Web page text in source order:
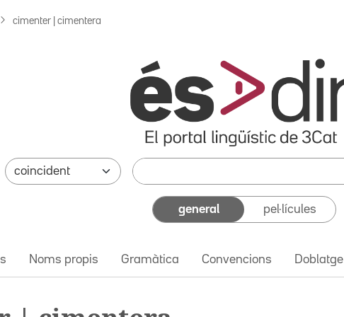
cimenter | cimentera
general pel·lícules
Noms propis Gramàtica Convencions Doblatge